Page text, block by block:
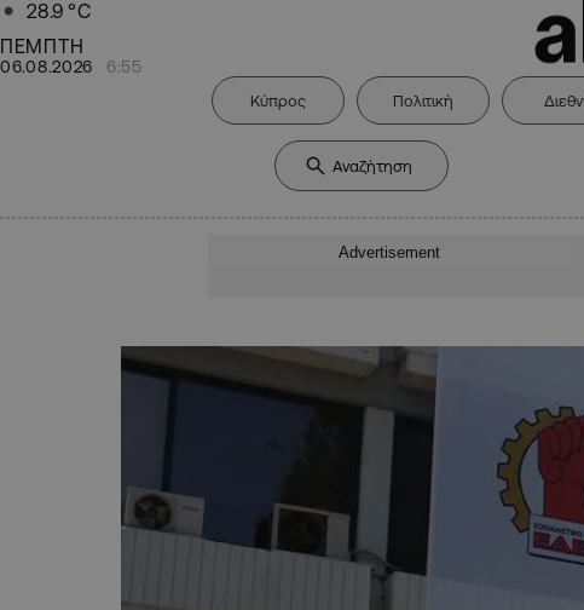
28.9 °C
ΠΕΜΠΤΗ
06.08.2026 6:55
Κύπρος Πολιτική
Advertisement